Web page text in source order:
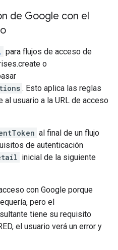
de Google con el
para flujos de acceso de
o
. Esto aplica las reglas
usuario a la URL de acceso
al final de un flujo
de autenticación
inicial de la siguiente
con Google porque
pero el
tiene su requisito
el usuario verá un error y